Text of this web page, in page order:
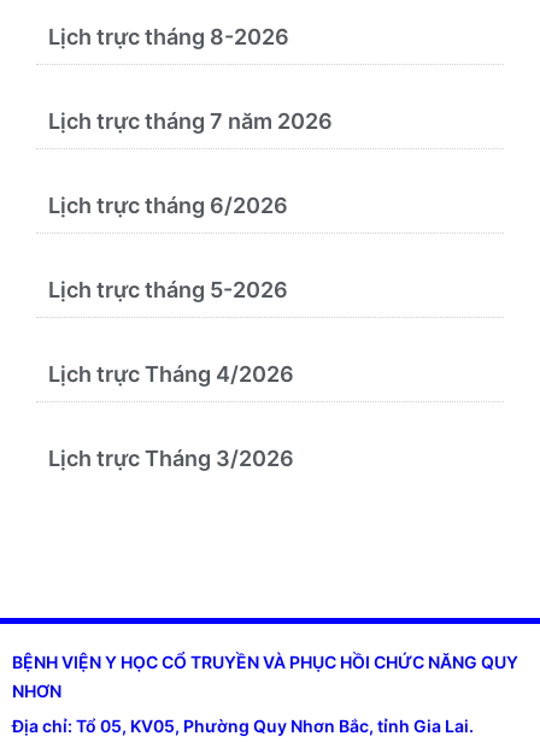
Lịch trực tháng 8-2026
Lịch trực tháng 7 năm 2026
Lịch trực tháng 6/2026
Lịch trực tháng 5-2026
Lịch trực Tháng 4/2026
Lịch trực Tháng 3/2026
BỆNH VIỆN Y HỌC CỔ TRUYỀN VÀ PHỤC HỒI CHỨC NĂNG QUY
NHƠN
Địa chỉ: Tổ 05, KV05, Phường Quy Nhơn Bắc, tỉnh Gia Lai.